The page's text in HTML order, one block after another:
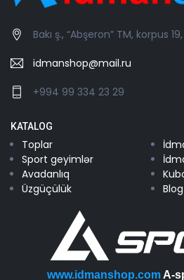
Bakı ş., “Abşeron” TM, korpus
idmanshop@mail.ru
+994 99 334 23 29
KATALOG
Toplar
Sport geyimlər
Avadanlıq
Üzgüçülük
Blog
www.idmanshop.com A-